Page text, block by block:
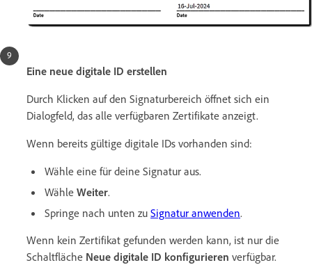
Eine neue digitale ID erstellen
Durch Klicken auf den Signaturbereich öffnet sich ein
Dialogfeld, das alle verfügbaren Zertifikate anzeigt.
Wenn bereits gültige digitale IDs vorhanden sind:
Wähle eine für deine Signatur aus.
Wähle Weiter.
Springe nach unten zu Signatur anwenden.
Wenn kein Zertifikat gefunden werden kann, ist nur die
Schaltfläche Neue digitale ID konfigurieren verfügbar.